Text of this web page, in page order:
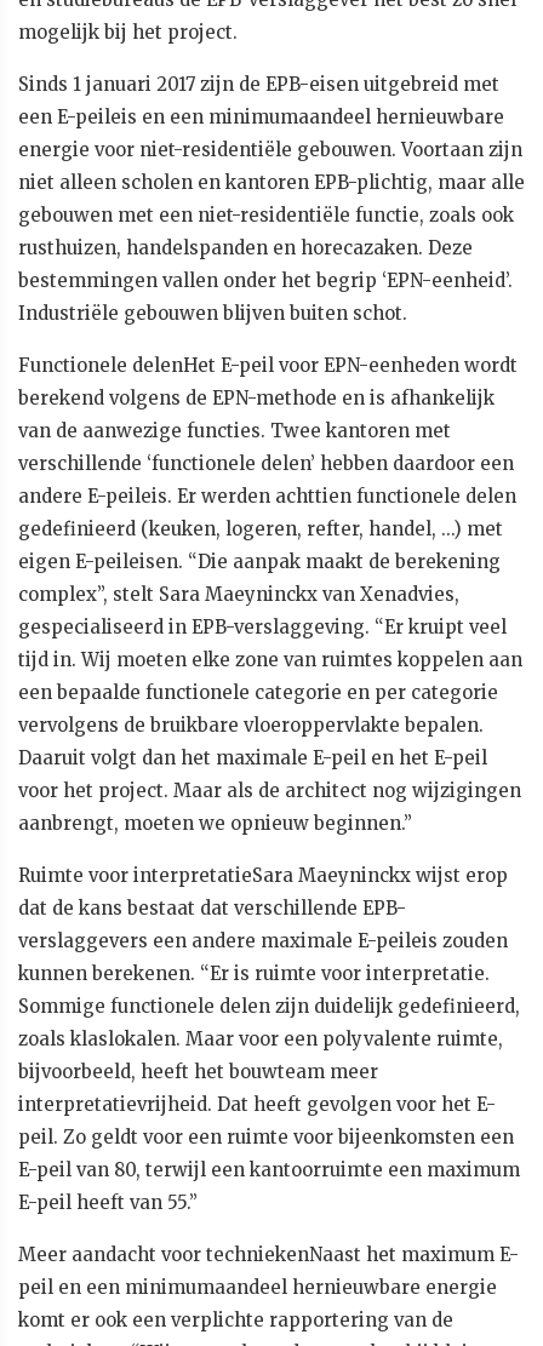
mogelijk bij het project.
Sinds 1 januari 2017 zijn de EPB-eisen uitgebreid met
een E-peileis en een minimumaandeel hernieuwbare
energie voor niet-residentiële gebouwen. Voortaan zijn
niet alleen scholen en kantoren EPB-plichtig, maar alle
gebouwen met een niet-residentiële functie, zoals ook
rusthuizen, handelspanden en horecazaken. Deze
bestemmingen vallen onder het begrip ‘EPN-eenheid’.
Industriële gebouwen blijven buiten schot.
Functionele delenHet E-peil voor EPN-eenheden wordt
berekend volgens de EPN-methode en is afhankelijk
van de aanwezige functies. Twee kantoren met
verschillende ‘functionele delen’ hebben daardoor een
andere E-peileis. Er werden achttien functionele delen
gedefinieerd (keuken, logeren, refter, handel, …) met
eigen E-peileisen. “Die aanpak maakt de berekening
complex”, stelt Sara Maeyninckx van Xenadvies,
gespecialiseerd in EPB-verslaggeving. “Er kruipt veel
tijd in. Wij moeten elke zone van ruimtes koppelen aan
een bepaalde functionele categorie en per categorie
vervolgens de bruikbare vloeroppervlakte bepalen.
Daaruit volgt dan het maximale E-peil en het E-peil
voor het project. Maar als de architect nog wijzigingen
aanbrengt, moeten we opnieuw beginnen.”
Ruimte voor interpretatieSara Maeyninckx wijst erop
dat de kans bestaat dat verschillende EPB-
verslaggevers een andere maximale E-peileis zouden
kunnen berekenen. “Er is ruimte voor interpretatie.
Sommige functionele delen zijn duidelijk gedefinieerd,
zoals klaslokalen. Maar voor een polyvalente ruimte,
bijvoorbeeld, heeft het bouwteam meer
interpretatievrijheid. Dat heeft gevolgen voor het E-
peil. Zo geldt voor een ruimte voor bijeenkomsten een
E-peil van 80, terwijl een kantoorruimte een maximum
E-peil heeft van 55.”
Meer aandacht voor techniekenNaast het maximum E-
peil en een minimumaandeel hernieuwbare energie
komt er ook een verplichte rapportering van de